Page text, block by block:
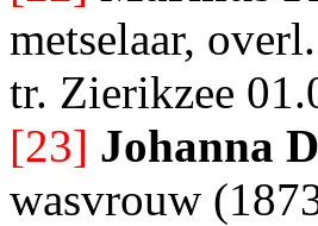
metselaar,
tr. Zierikzee
[23] Johanna
wasvrouw